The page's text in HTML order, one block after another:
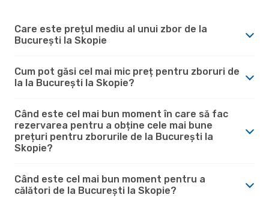
Care este prețul mediu al unui zbor de la
București la Skopie
Cum pot găsi cel mai mic preț pentru zboruri de
la la București la Skopie?
Când este cel mai bun moment în care să fac
rezervarea pentru a obține cele mai bune
prețuri pentru zborurile de la București la
Skopie?
Când este cel mai bun moment pentru a
călători de la București la Skopie?